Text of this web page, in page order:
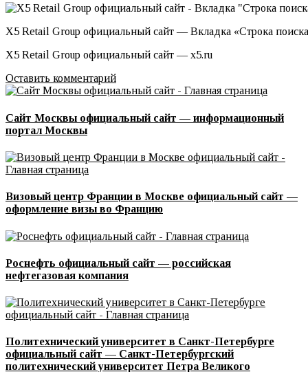
X5 Retail Group официальный сайт — Вкладка «Строка
X5 Retail Group официальный сайт — x5.ru
Оставить комментарий
Сайт Москвы официальный сайт — информационный
портал Москвы
Визовый центр Франции в Москве официальный сайт —
оформление визы во Францию
Роснефть официальный сайт — российская
нефтегазовая компания
Политехнический университет в Санкт-Петербурге
официальный сайт — Санкт-Петербургский
политехнический университет Петра Великого